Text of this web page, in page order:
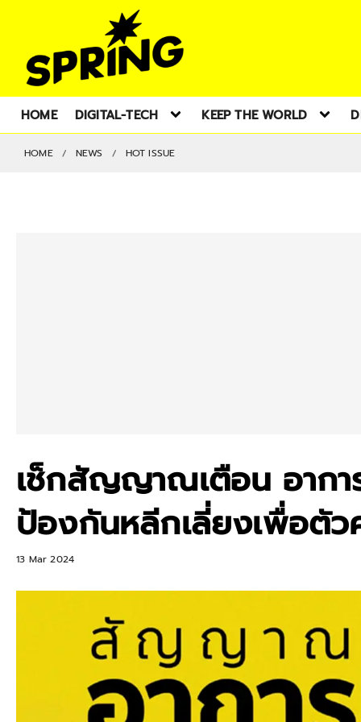
HOME DIGITAL-TECH KEEP THE WORLD
HOME NEWS HOT ISSUE
เช็กสัญญาณเตือน อาก
ป้องกันหลีกเลี่ยงเพื่อตั
13 Mar 2024